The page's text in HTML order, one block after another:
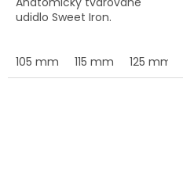
udidlo Sweet Iron.
105 mm 115 mm 125 mm